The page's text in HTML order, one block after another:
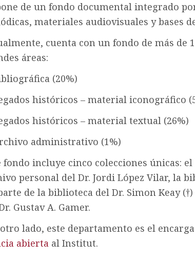
de un fondo documental integrado
materiales audiovisuales y bases
cuenta con un fondo de más de
áreas:
(20%)
históricos – material iconográfico
históricos – material textual (26%)
administrativo (1%)
fondo incluye cinco colecciones únicas: el
personal del Dr. Jordi López Vilar, la
de la biblioteca del Dr. Simon Keay
Gustav A. Gamer.
lado, este departamento es el
abierta al Institut.